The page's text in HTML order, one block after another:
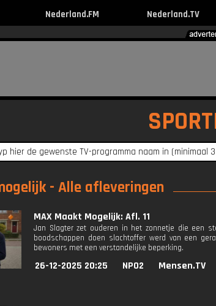
Nederland.FM Nederland.TV
- Alle afleveringen
MAX Maakt Mogelijk: Afl. 11
Jan Slagter zet ouderen in het zonnetje die een
boodschappen doen slachtoffer werd van een
bewoners met een verstandelijke beperking.
26-12-2025 20:25 NPO2 Mensen.TV